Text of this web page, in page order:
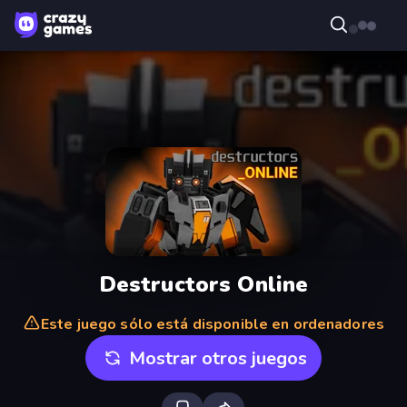
Destructors Online
Este juego sólo está disponible en ordenadores
Mostrar otros juegos